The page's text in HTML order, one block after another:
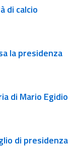
di calcio
la presidenza
di Mario Egidio
di presidenza